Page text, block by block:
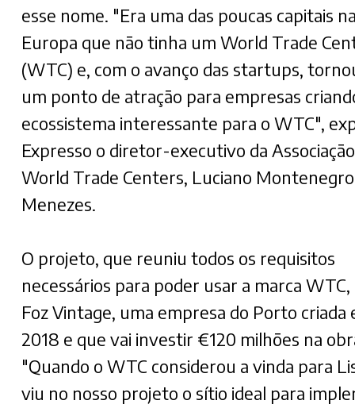
esse nome. "Era uma das poucas capitais
Europa que não tinha um World Trade
(WTC) e, com o avanço das startups,
um ponto de atração para empresas
ecossistema interessante para o WTC",
Expresso o diretor-executivo da
World Trade Centers, Luciano
Menezes.
O projeto, que reuniu todos os requisitos
necessários para poder usar a marca WTC,
Foz Vintage, uma empresa do Porto criada
2018 e que vai investir €120 milhões na
"Quando o WTC considerou a vinda para
viu no nosso projeto o sítio ideal para